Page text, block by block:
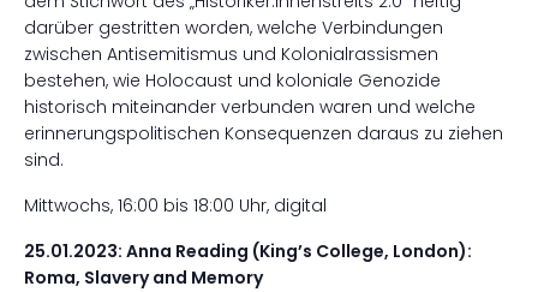
darüber gestritten worden, welche Verbindungen
zwischen Antisemitismus und Kolonialrassismen
bestehen, wie Holocaust und koloniale Genozide
historisch miteinander verbunden waren und welche
erinnerungspolitischen Konsequenzen daraus zu ziehen
sind.
Mittwochs, 16:00 bis 18:00 Uhr, digital
25.01.2023: Anna Reading (King’s College, London):
Roma, Slavery and Memory